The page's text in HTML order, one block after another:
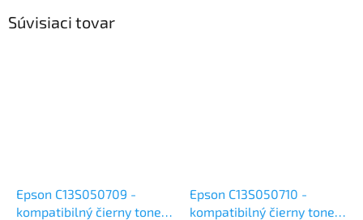
Súvisiaci tovar
Epson C13S050709 -
kompatibilný čierny toner,
Epson C13S050710 -
kompatibilný čierny toner,